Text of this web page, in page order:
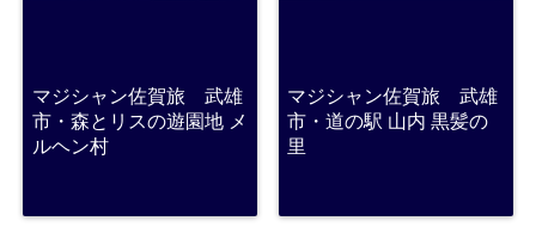
マジシャン佐賀旅 武雄
市・森とリスの遊園地 メ
ルヘン村
マジシャン佐賀旅 武雄
市・道の駅 山内 黒髪の
里